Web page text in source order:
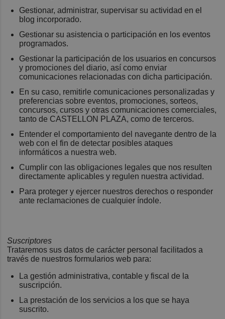
Gestionar, administrar, supervisar su actividad en el
blog incorporado.
Gestionar su asistencia o participación en los eventos
programados.
Gestionar la participación de los usuarios en concursos
y promociones del diario, así como enviar
comunicaciones relacionadas con dicha participación.
En su caso, remitirle comunicaciones personalizadas y
preferencias sobre eventos, promociones, sorteos,
concursos, cursos y otras comunicaciones comerciales,
tanto de CASTELLON PLAZA, como de terceros.
Entender el comportamiento del navegante dentro de la
web con el fin de detectar posibles ataques
informáticos a nuestra web.
Cumplir con las obligaciones legales que nos resulten
directamente aplicables y regulen nuestra actividad.
Para proteger y ejercer nuestros derechos o responder
ante reclamaciones de cualquier índole.
Suscriptores
Trataremos sus datos de carácter personal facilitados a
través de nuestros formularios web para:
La gestión administrativa, contable y fiscal de la
suscripción.
La prestación de los servicios a los que se haya
suscrito.